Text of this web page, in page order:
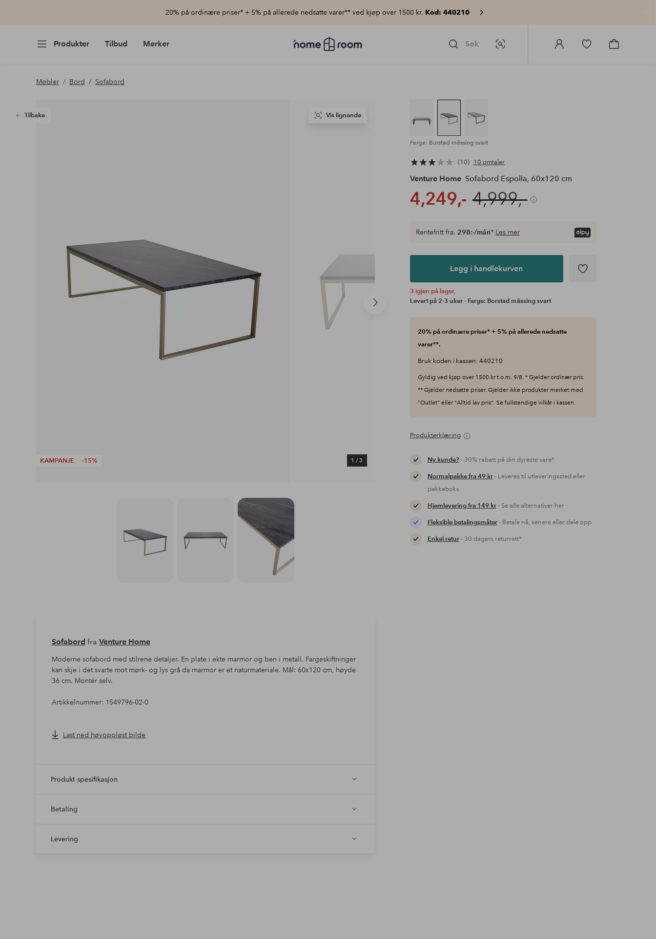
20% på ordinære priser* + 5% på allerede nedsatte varer** ved kjøp over 1500 kr. Kod: 440210
Produkter Tilbud Merker
Homeroom
–
Søk Bildesøk
Logg
Gå
Gå
Møbler Bord Sofabord
Tilbake
Neste
KAMPANJE -15% 1 / 3
Vis lignende
Farge: Borstad mässing svart
10 10 omtaler
Venture Home Sofabord Espolla, 60x120 cm
4,249,- 4,999,-
Rentefritt fra. 298:-/mån* Les mer
Legg i handlekurven
3 igjen på lager,
Levert på 2-3 uker - Farge: Borstad mässing svart
20% på ordinære priser* + 5% på allerede nedsatte
varer**.
Bruk koden i kassen: 440210
Gyldig ved kjøp over 1500 kr t.o.m. 9/8. * Gjelder ordinær pris.
** Gjelder nedsatte priser. Gjelder ikke produkter merket med
"Outlet" eller "Alltid lav pris". Se fullstendige vilkår i kassen.
Produkterklæring
Ny kunde?- 30% rabatt på din dyreste vare*
Normalpakke fra 49 kr- Leveres til utleveringssted eller
pakkeboks
Hjemlevering fra 149 kr- Se alle alternativer her
Fleksible betalingsmåter- Betale nå, senere eller dele opp
Enkel retur- 30 dagers returrett*
Sofabord fra Venture Home
Moderne sofabord med stilrene detaljer. En plate i ekte marmor og ben i metall. Fargeskiftninger
kan skje i det svarte mot mørk- og lys grå da marmor er et naturmateriale. Mål: 60x120 cm, høyde
36 cm. Montér selv.
Artikkelnummer: 1549796-02-0
Last ned høyoppløst bilde
Produkt spesifikasjon
Betaling
Levering